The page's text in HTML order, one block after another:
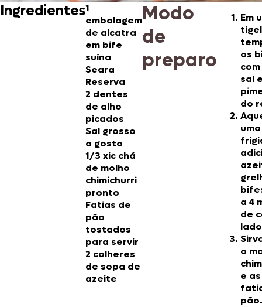
Ingredientes1
embalagem
de alcatra
em bife
suína
Seara
Reserva
2 dentes
de alho
picados
Sal grosso
a gosto
1/3 xic chá
de molho
chimichurri
pronto
Fatias de
pão
tostados
para servir
2 colheres
de sopa de
azeite
Modo
de
preparo
Em
os
sal
do
uma
a 4
de
o
e as
pão.